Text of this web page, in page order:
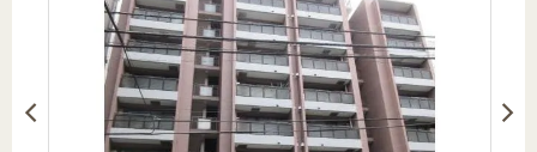
を
探
す
売却向け
サービス
周辺相場
検索
住まい1プ
ラス（お
役立ちコ
ラム）